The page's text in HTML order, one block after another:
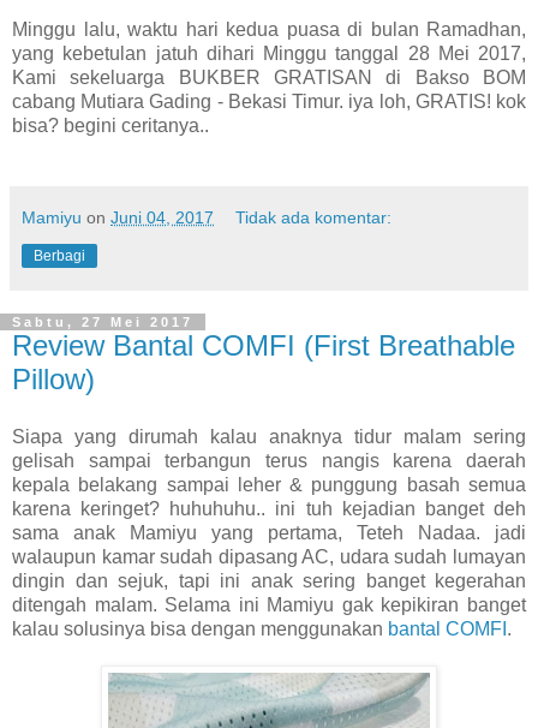
Minggu lalu, waktu hari kedua puasa di bulan Ramadhan,
yang kebetulan jatuh dihari Minggu tanggal 28 Mei 2017,
Kami sekeluarga BUKBER GRATISAN di Bakso BOM
cabang Mutiara Gading - Bekasi Timur. iya loh, GRATIS! kok
bisa? begini ceritanya..
Mamiyu on Juni 04, 2017 Tidak ada komentar:
Berbagi
Sabtu, 27 Mei 2017
Review Bantal COMFI (First Breathable
Pillow)
Siapa yang dirumah kalau anaknya tidur malam sering
gelisah sampai terbangun terus nangis karena daerah
kepala belakang sampai leher & punggung basah semua
karena keringet? huhuhuhu.. ini tuh kejadian banget deh
sama anak Mamiyu yang pertama, Teteh Nadaa. jadi
walaupun kamar sudah dipasang AC, udara sudah lumayan
dingin dan sejuk, tapi ini anak sering banget kegerahan
ditengah malam. Selama ini Mamiyu gak kepikiran banget
kalau solusinya bisa dengan menggunakan bantal COMFI .